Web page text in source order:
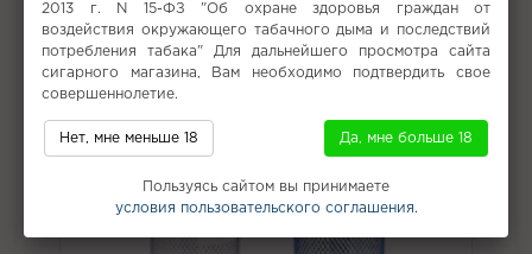
Не забудьте купить
2013 г. N 15-ФЗ "Об охране здоровья граждан от
воздействия окружающего табачного дыма и последствий
потребления табака" Для дальнейшего просмотра сайта
сигарного магазина, Вам необходимо подтвердить свое
совершеннолетие.
Нет, мне меньше 18 Да, мне больше 18
Пользуясь сайтом вы принимаете
условия пользовательского соглашения.